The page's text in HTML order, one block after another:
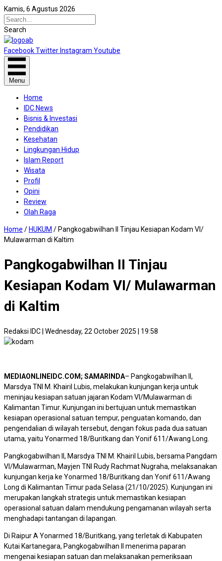
Kamis, 6 Agustus 2026
Search
FacebookTwitter Instagram Youtube
Menu
Home
IDC News
Bisnis & Investasi
Pendidikan
Kesehatan
Lingkungan Hidup
Islam Report
Wisata
Profil
Opini
Review
Olah Raga
Home / HUKUM / Pangkogabwilhan II Tinjau Kesiapan Kodam VI/
Mulawarman di Kaltim
Pangkogabwilhan II Tinjau
Kesiapan Kodam VI/ Mulawarman
di Kaltim
Redaksi IDC| Wednesday, 22 October 2025 | 19:58
MEDIAONLINEIDC.COM; SAMARINDA– Pangkogabwilhan II,
Marsdya TNI M. Khairil Lubis, melakukan kunjungan kerja untuk
meninjau kesiapan satuan jajaran Kodam VI/Mulawarman di
Kalimantan Timur. Kunjungan ini bertujuan untuk memastikan
kesiapan operasional satuan tempur, penguatan komando, dan
pengendalian di wilayah tersebut, dengan fokus pada dua satuan
utama, yaitu Yonarmed 18/Buritkang dan Yonif 611/Awang Long.
Pangkogabwilhan II, Marsdya TNI M. Khairil Lubis, bersama Pangdam
VI/Mulawarman, Mayjen TNI Rudy Rachmat Nugraha, melaksanakan
kunjungan kerja ke Yonarmed 18/Buritkang dan Yonif 611/Awang
Long di Kalimantan Timur pada Selasa (21/10/2025). Kunjungan ini
merupakan langkah strategis untuk memastikan kesiapan
operasional satuan dalam mendukung pengamanan wilayah serta
menghadapi tantangan di lapangan.
Di Raipur A Yonarmed 18/Buritkang, yang terletak di Kabupaten
Kutai Kartanegara, Pangkogabwilhan II menerima paparan
mengenai kesiapan satuan dan melaksanakan pemeriksaan